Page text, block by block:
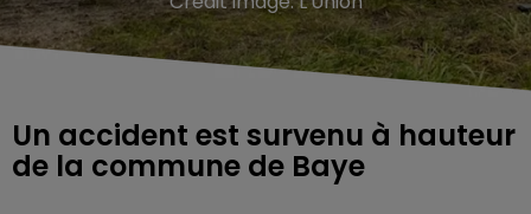
Un accident est survenu à hauteur
de la commune de Baye